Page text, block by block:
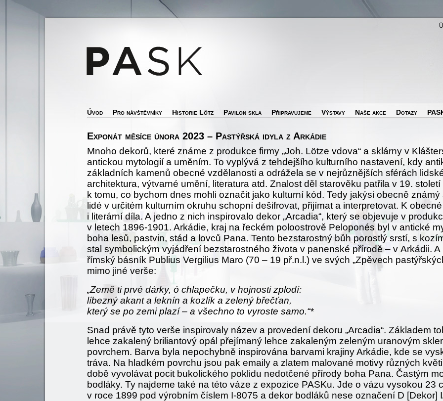
Úvod Pro návštěvníky Historie Lötz Pavilon skla Připravujeme Výstavy Naše akce Dotazy
Exponát měsíce února 2023 – Pastýřská idyla z Arkádie
Mnoho dekorů, které známe z produkce firmy „Joh. Lötze vdova“ a sklárny v
antickou mytologií a uměním. To vyplývá z tehdejšího kulturního nastavení, kdy
základních kamenů obecné vzdělanosti a odrážela se v nejrůznějších sférách
architektura, výtvarné umění, literatura atd. Znalost děl starověku patřila v 19.
k tomu, co bychom dnes mohli označit jako kulturní kód. Tedy jakýsi obecně
lidé v určitém kulturním okruhu schopní dešifrovat, přijímat a interpretovat. K
i literární díla. A jedno z nich inspirovalo dekor „Arcadia“, který se objevuje v
v letech 1896-1901. Arkádie, kraj na řeckém poloostrově Peloponés byl v antické
boha lesů, pastvin, stád a lovců Pana. Tento bezstarostný bůh porostlý srstí, s
stal symbolickým vyjádření bezstarostného života v panenské přírodě – v Arkádii.
římský básník Publius Vergilius Maro (70 – 19 př.n.l.) ve svých „Zpěvech
mimo jiné verše:
„Země ti prvé dárky, ó chlapečku, v hojnosti zplodí:
líbezný akant a leknín a kozlík a zelený břečťan,
který se po zemi plazí – a všechno to vyroste samo.“*
Snad právě tyto verše inspirovaly název a provedení dekoru „Arcadia“. Základem
lehce zakalený briliantový opál přejímaný lehce zakaleným zeleným uranovým
povrchem. Barva byla nepochybně inspirována barvami krajiny Arkádie, kde se
tráva. Na hladkém povrchu jsou pak emaily a zlatem malované motivy různých
době vyvolávat pocit bukolického poklidu nedotčené přírody boha Pana. Častým
bodláky. Ty najdeme také na této váze z expozice PASKu. Jde o vázu vysokou 23
v roce 1899 pod výrobním číslem I-8075 a dekor bodláků nese označení D [Dekor]